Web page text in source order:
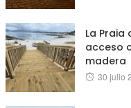
La Praia
acceso
madera
Posted
30 julio